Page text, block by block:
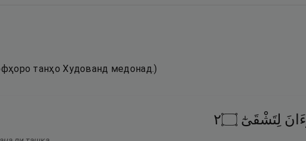
танҳо Худованд медонад.)
لِتَشْقَىٰٓ ۝٢